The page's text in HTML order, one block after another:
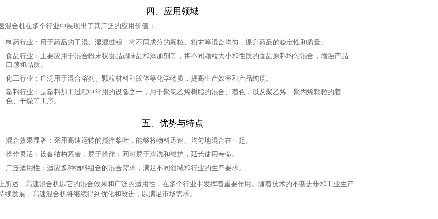
四、应用领域
混合机在多个行业中展现出了其广泛的应用价值：
制药行业 ：用于药品的干混、湿混过程，将不同成分的颗粒、粉末等混合均匀，提升药品的稳定性和质量。
食品行业 ：主要应用于混合粉末状食品调味品和添加剂等，将不同颗粒大小和性质的食品原料均匀混合，增强产品
口感和品质。
化工行业 ：广泛用于混合溶剂、颗粒材料和胶体等化学物质，提高生产效率和产品纯度。
塑料行业 ：是塑料加工过程中常用的设备之一，用于聚氯乙烯树脂的混合、着色，以及聚乙烯、聚丙烯颗粒的着
色、干燥等工序。
五、优势与特点
混合效果显著 ：采用高速运转的搅拌桨叶，能够将物料迅速、均匀地混合在一起。
操作灵活：设备结构紧凑，易于操作；同时易于清洗和维护，延长使用寿命。
广泛适用性 ：适应多种物料组合的混合需求，满足不同领域和行业的生产要求。
所述，高速混合机以它的混合效果和广泛的适用性，在多个行业中发挥着重要作用。随着技术的不断进步和工业生产
续发展，高速混合机将继续得到优化和改进，以满足市场需求。